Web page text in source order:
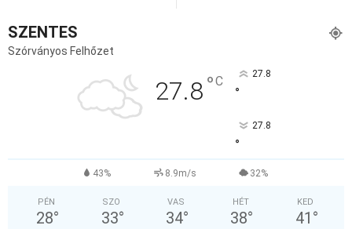
SZENTES
Szórványos Felhőzet
27.8°C 27.8
°
27.8
°
43% 8.9m/s 32%
PÉN
28°
SZO
33°
VAS
34°
HÉT
38°
KED
41 °